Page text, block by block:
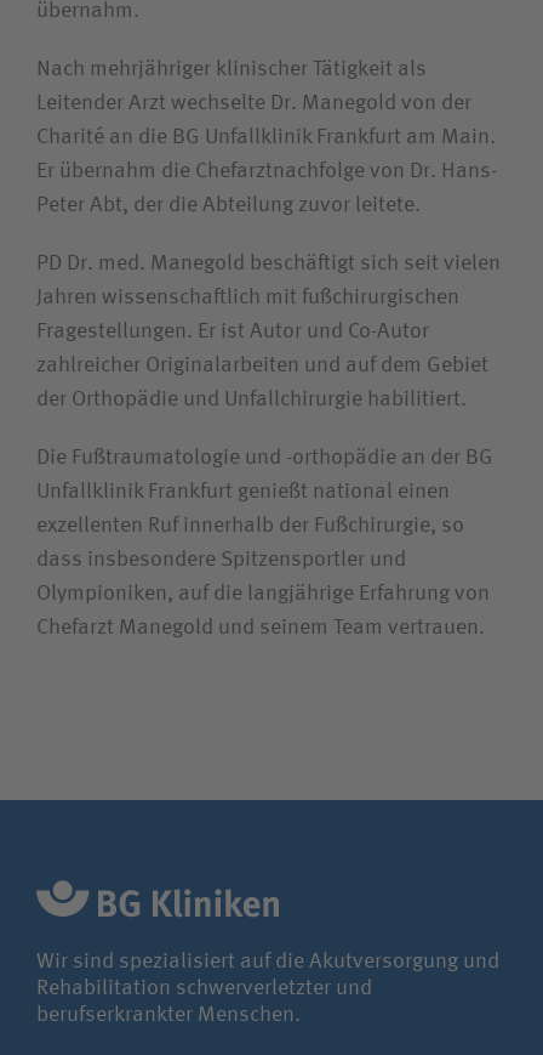
übernahm.
Nach mehrjähriger klinischer Tätigkeit als
Leitender Arzt wechselte Dr. Manegold von der
Charité an die BG Unfallklinik Frankfurt am Main.
Er übernahm die Chefarztnachfolge von Dr. Hans-
Peter Abt, der die Abteilung zuvor leitete.
PD Dr. med. Manegold beschäftigt sich seit vielen
Jahren wissenschaftlich mit fußchirurgischen
Fragestellungen. Er ist Autor und Co-Autor
zahlreicher Originalarbeiten und auf dem Gebiet
der Orthopädie und Unfallchirurgie habilitiert.
Die Fußtraumatologie und -orthopädie an der BG
Unfallklinik Frankfurt genießt national einen
exzellenten Ruf innerhalb der Fußchirurgie, so
dass insbesondere Spitzensportler und
Olympioniken, auf die langjährige Erfahrung von
Chefarzt Manegold und seinem Team vertrauen.
Wir sind spezialisiert auf die Akutversorgung und
Rehabilitation schwerverletzter und
berufserkrankter Menschen.